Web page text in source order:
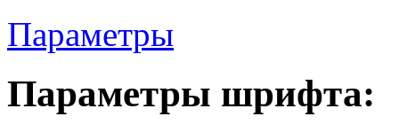
Параметры
Параметры шрифта: